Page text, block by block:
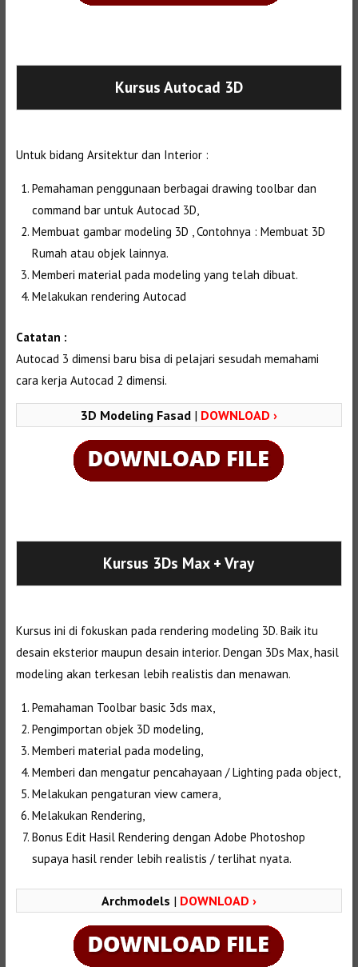
Kursus Autocad 3D
Untuk bidang Arsitektur dan Interior :
Pemahaman penggunaan berbagai drawing toolbar dan
command bar untuk Autocad 3D,
Membuat gambar modeling 3D , Contohnya : Membuat 3D
Rumah atau objek lainnya.
Memberi material pada modeling yang telah dibuat.
Melakukan rendering Autocad
Catatan :
Autocad 3 dimensi baru bisa di pelajari sesudah memahami
cara kerja Autocad 2 dimensi.
3D Modeling Fasad | DOWNLOAD ›
Kursus 3Ds Max + Vray
Kursus ini di fokuskan pada rendering modeling 3D. Baik itu
desain eksterior maupun desain interior. Dengan 3Ds Max, hasil
modeling akan terkesan lebih realistis dan menawan.
Pemahaman Toolbar basic 3ds max,
Pengimportan objek 3D modeling,
Memberi material pada modeling,
Memberi dan mengatur pencahayaan / Lighting pada object,
Melakukan pengaturan view camera,
Melakukan Rendering,
Bonus Edit Hasil Rendering dengan Adobe Photoshop
supaya hasil render lebih realistis / terlihat nyata.
Archmodels | DOWNLOAD ›